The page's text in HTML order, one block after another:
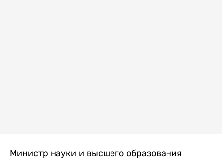
Министр науки и высшего образования